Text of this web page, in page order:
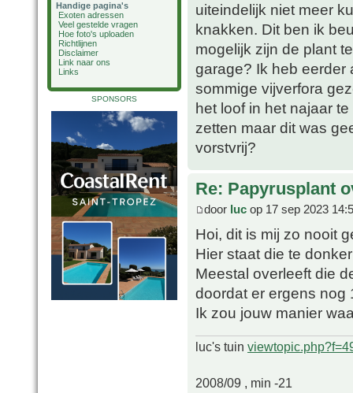
Handige pagina's
Exoten adressen
Veel gestelde vragen
Hoe foto's uploaden
Richtlijnen
Disclaimer
Link naar ons
Links
SPONSORS
uiteindelijk niet meer
knakken. Dit ben ik
mogelijk zijn de plant
garage? Ik heb eerder
sommige vijverfora
het loof in het najaar
zetten maar dit was
vorstvrij?
Re: Papyrusplant
door luc op 17 sep 2023
Hoi, dit is mij zo nooit
Hier staat die te
Meestal overleeft die
doordat er ergens nog
Ik zou jouw manier
luc's tuin
2008/09 , min -21